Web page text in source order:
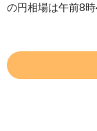
の円相場は午前8